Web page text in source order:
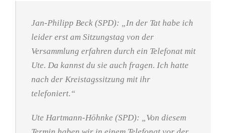
Jan-Philipp Beck (SPD): „In der Tat habe ich
leider erst am Sitzungstag von der
Versammlung erfahren durch ein Telefonat mit
Ute. Da kannst du sie auch fragen. Ich hatte
nach der Kreistagssitzung mit ihr
telefoniert.“
Ute Hartmann-Höhnke (SPD): „Von diesem